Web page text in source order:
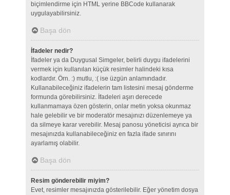
biçimlendirme için HTML yerine BBCode kullanarak
uygulayabilirsiniz.
Başa dön
İfadeler nedir?
İfadeler ya da Duygusal Simgeler, belirli duygu ifadelerini
vermek için kullanılan küçük resimler halindeki kısa
kodlardır. Örn. :) mutlu, :( ise üzgün anlamındadır.
Kullanabileceğiniz ifadelerin tam listesini mesaj gönderme
formunda görebilirsiniz. İfadeleri aşırı derecede
kullanmamaya özen gösterin, onlar metin yoksa okunmaz
hale gelebilir ve bir moderatör mesajınızı düzenlemeye ya
da silmeye karar verebilir. Mesaj panosu yöneticisi ayrıca bir
mesajınızda kullanabileceğiniz en fazla ifade sınırını
ayarlamış olabilir.
Başa dön
Resim gönderebilir miyim?
Evet, resimler mesajınızda gösterilebilir. Eğer yönetim dosya